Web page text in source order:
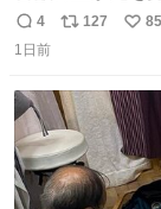
でない日本の夏
命を護ってください…と 治療中のライオ
動物公園にて 残
返
信
4
リ
ト
数
127
い
数
1日前